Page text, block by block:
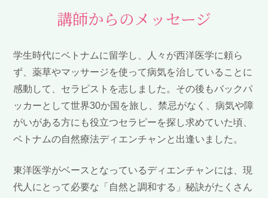
講師からのメッセージ
学生時代にベトナムに留学し、人々が西洋医学に頼ら
ず、薬草やマッサージを使って病気を治していることに
感動して、セラピストを志しました。その後もバックパ
ッカーとして世界30か国を旅し、禁忌がなく、病気や障
がいがある方にも役立つセラピーを探し求めていた頃、
ベトナムの自然療法ディエンチャンと出逢いました。
東洋医学がベースとなっているディエンチャンには、現
代人にとって必要な「自然と調和する」秘訣がたくさん